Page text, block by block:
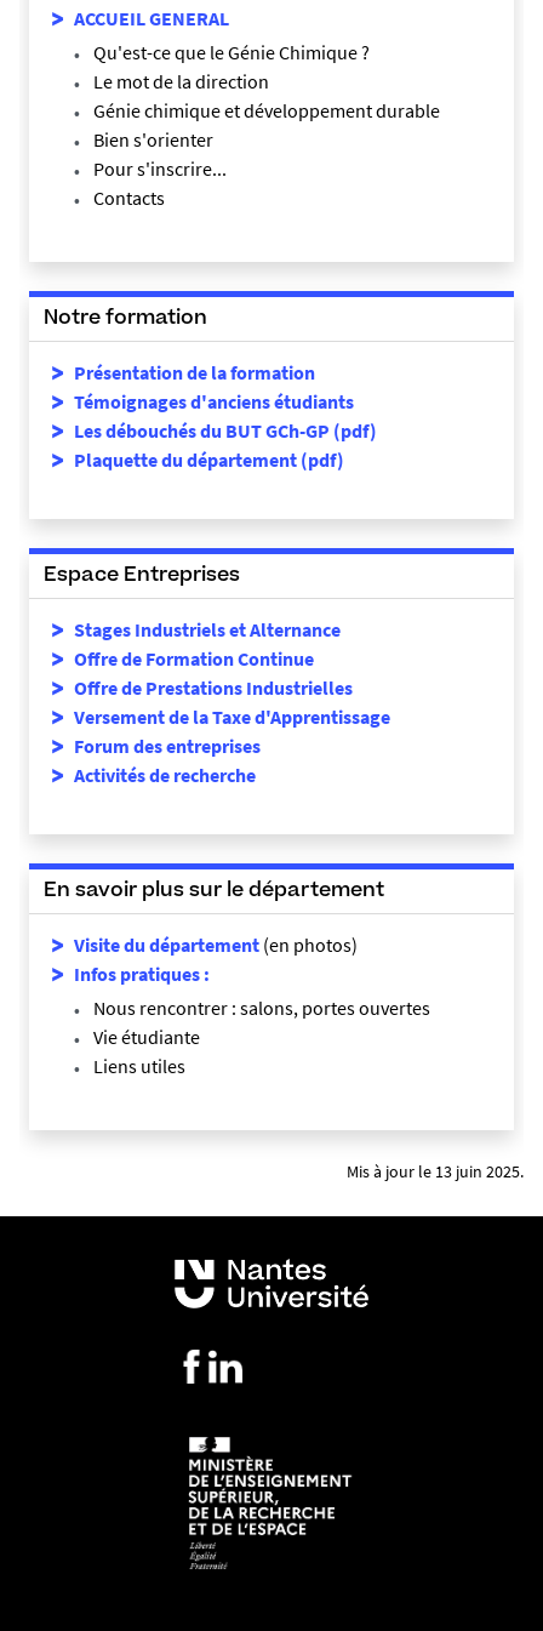
ACCUEIL GENERAL
Qu'est-ce que le Génie Chimique ?
Le mot de la direction
Génie chimique et développement durable
Bien s'orienter
Pour s'inscrire...
Contacts
Notre formation
Présentation de la formation
Témoignages d'anciens étudiants
Les débouchés du BUT GCh-GP (pdf)
Plaquette du département (pdf)
Espace Entreprises
Stages Industriels et Alternance
Offre de Formation Continue
Offre de Prestations Industrielles
Versement de la Taxe d'Apprentissage
Forum des entreprises
Activités de recherche
En savoir plus sur le département
Visite du département (en photos)
Infos pratiques :
Nous rencontrer : salons, portes ouvertes
Vie étudiante
Liens utiles
Mis à jour le 13 juin 2025.